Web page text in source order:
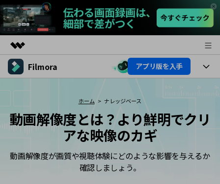
製品
ソリューション
企業情報
Filmora アプリ版を入手
プラットフォーム
AI機能
AIヒント
ホーム ナレッジベース
動画解像度とは？より鮮明でクリ
アな映像のカギ
動画解像度が画質や視聴体験にどのような影響を与えるか
確認しましょう。